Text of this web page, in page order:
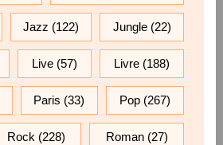
Jazz (122) Jungle(22)
Live (57) Livre (188)
Paris (33) Pop (267)
Rock (228) Roman(27)